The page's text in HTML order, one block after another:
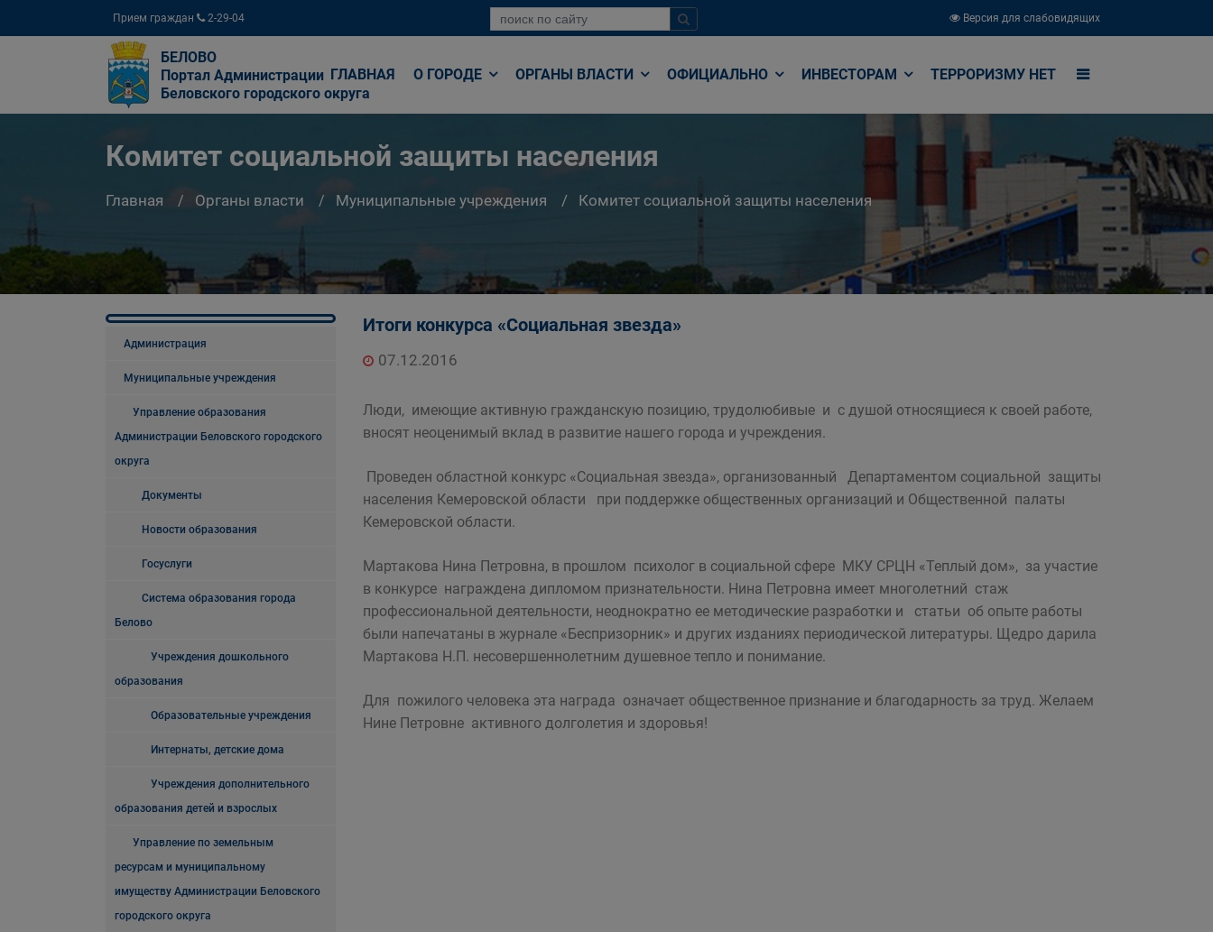
Прием граждан 2-29-04 Версия для слабовидящих
БЕЛОВО
Портал Администрации
Беловского городского округа
ГЛАВНАЯ О ГОРОДЕ ОРГАНЫ ВЛАСТИ ОФИЦИАЛЬНО ИНВЕСТОРАМ ТЕРРОРИЗМУ НЕТ
Комитет социальной защиты населения
Главная Органы власти Муниципальные учреждения Комитет социальной защиты населения
Администрация
Муниципальные учреждения
Управление образования
Администрации Беловского городского
округа
Документы
Новости образования
Госуслуги
Система образования города
Белово
Учреждения дошкольного
образования
Образовательные учреждения
Интернаты, детские дома
Учреждения дополнительного
образования детей и взрослых
Управление по земельным
ресурсам и муниципальному
имуществу Администрации Беловского
городского округа
Итоги конкурса «Социальная звезда»
07.12.2016
Люди, имеющие активную гражданскую позицию, трудолюбивые и с душой относящиеся к своей работе,
вносят неоценимый вклад в развитие нашего города и учреждения.
Проведен областной конкурс «Социальная звезда», организованный Департаментом социальной защиты
населения Кемеровской области при поддержке общественных организаций и Общественной палаты
Кемеровской области.
Мартакова Нина Петровна, в прошлом психолог в социальной сфере МКУ СРЦН «Теплый дом», за участие
в конкурсе награждена дипломом признательности. Нина Петровна имеет многолетний стаж
профессиональной деятельности, неоднократно ее методические разработки и статьи об опыте работы
были напечатаны в журнале «Беспризорник» и других изданиях периодической литературы. Щедро дарила
Мартакова Н.П. несовершеннолетним душевное тепло и понимание.
Для пожилого человека эта награда означает общественное признание и благодарность за труд. Желаем
Нине Петровне активного долголетия и здоровья!